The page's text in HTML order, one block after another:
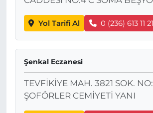
Yol Tarifi Al 0 (236) 613 11 21
Şenkal Eczanesi
TEVFİKİYE MAH. 3821 SOK.
ŞOFÖRLER CEMİYETİ YANI